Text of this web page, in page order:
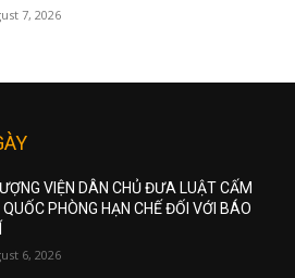
7, 2026
VIỆN DÂN CHỦ ĐƯA LUẬT CẤM
QUỐC PHÒNG HẠN CHẾ ĐỐI VỚI BÁO
6, 2026